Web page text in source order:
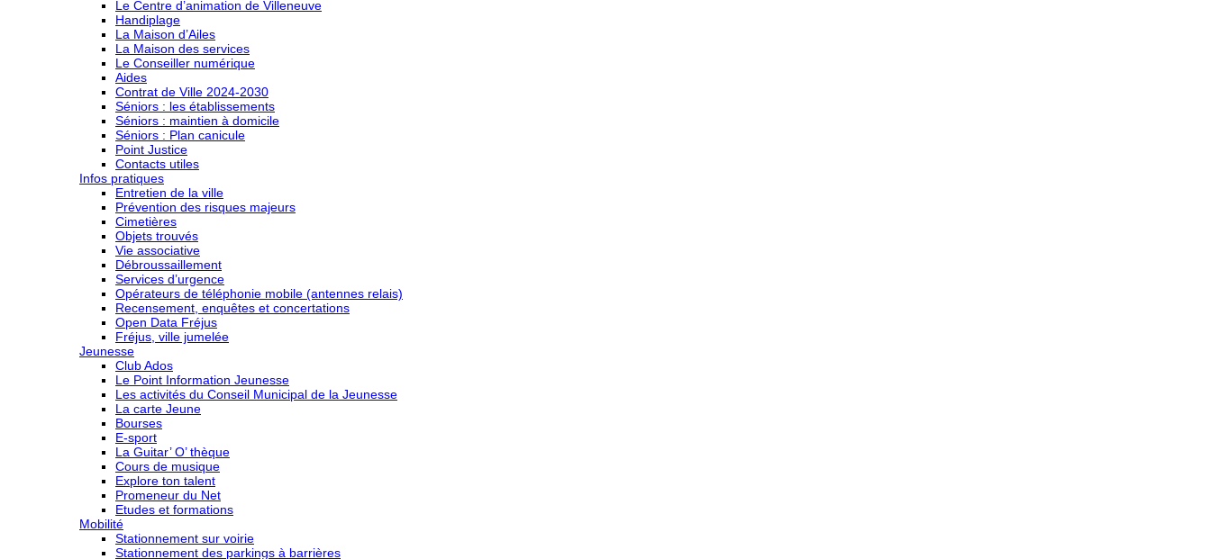
Le Centre d’animation de Villeneuve
Handiplage
La Maison d’Ailes
La Maison des services
Le Conseiller numérique
Aides
Contrat de Ville 2024-2030
Séniors : les établissements
Séniors : maintien à domicile
Séniors : Plan canicule
Point Justice
Contacts utiles
Infos pratiques
Entretien de la ville
Prévention des risques majeurs
Cimetières
Objets trouvés
Vie associative
Débroussaillement
Services d’urgence
Opérateurs de téléphonie mobile (antennes relais)
Recensement, enquêtes et concertations
Open Data Fréjus
Fréjus, ville jumelée
Jeunesse
Club Ados
Le Point Information Jeunesse
Les activités du Conseil Municipal de la Jeunesse
La carte Jeune
Bourses
E-sport
La Guitar’ O’ thèque
Cours de musique
Explore ton talent
Promeneur du Net
Etudes et formations
Mobilité
Stationnement sur voirie
Stationnement des parkings à barrières